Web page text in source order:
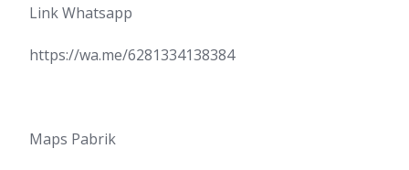
Link Whatsapp
https://wa.me/6281334138384
Maps Pabrik